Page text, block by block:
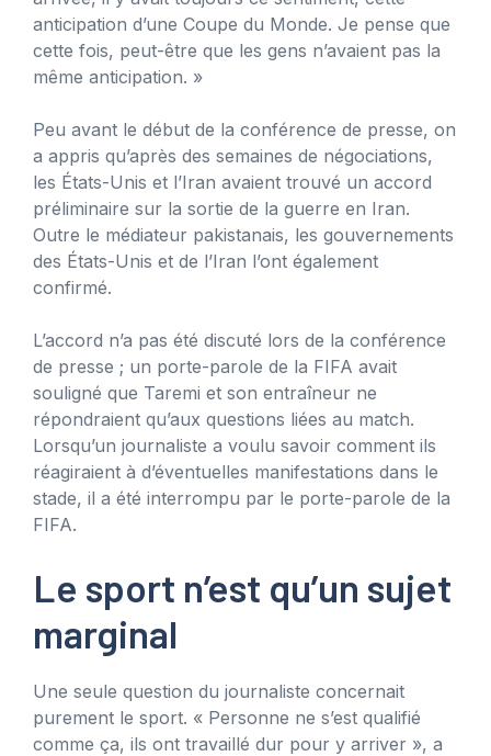
anticipation d’une Coupe du Monde. Je pense que
cette fois, peut-être que les gens n’avaient pas la
même anticipation. »
Peu avant le début de la conférence de presse, on
a appris qu’après des semaines de négociations,
les États-Unis et l’Iran avaient trouvé un accord
préliminaire sur la sortie de la guerre en Iran.
Outre le médiateur pakistanais, les gouvernements
des États-Unis et de l’Iran l’ont également
confirmé.
L’accord n’a pas été discuté lors de la conférence
de presse ; un porte-parole de la FIFA avait
souligné que Taremi et son entraîneur ne
répondraient qu’aux questions liées au match.
Lorsqu’un journaliste a voulu savoir comment ils
réagiraient à d’éventuelles manifestations dans le
stade, il a été interrompu par le porte-parole de la
FIFA.
Le sport n’est qu’un sujet
marginal
Une seule question du journaliste concernait
purement le sport. « Personne ne s’est qualifié
comme ça, ils ont travaillé dur pour y arriver », a